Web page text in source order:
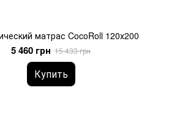
матрас CocoRoll 120х200
5 460 грн 15 433 грн
Купить